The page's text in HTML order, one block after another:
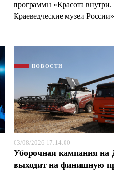
программы «Красота внутри.
Краеведческие музеи
НОВОСТИ
03/08/2026 17:14:00
Уборочная кампания на
выходит на финишную